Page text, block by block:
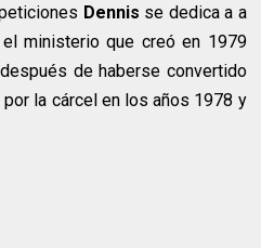
Dennis se dedica a a
ministerio que creó en 1979
de haberse convertido
la cárcel en los años 1978 y